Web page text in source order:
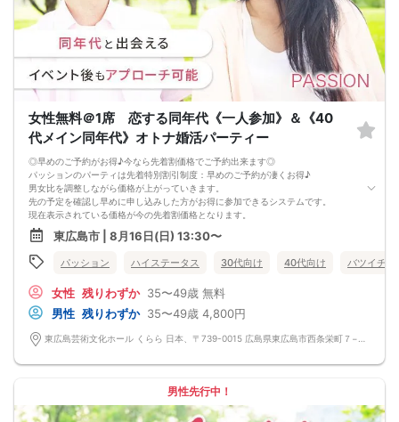
女性無料＠1席 恋する同年代《一人参加》＆《40
代メイン同年代》オトナ婚活パーティー
◎早めのご予約がお得♪今なら先着割価格でご予約出来ます◎
パッションのパーティは先着特別割引制度：早めのご予約が凄くお得♪
男女比を調整しながら価格が上がっていきます。
先の予定を確認し早めに申し込みした方がお得に参加できるシステムです。
現在表示されている価格が今の先着割価格となります。
=========================
【パーティ内容】
男性女性共に、１人で参加している方限定のパーティーです。
１人参加限定パーティーの魅力は、回りに気を遣わなくていいこと。
と気になる方がいても
積極的にアプローチできなかったりする場合があります。
しかし、お互い１人参加だと気になった相手にアプローチできます。
お１人でご参加される自立した大人の男性女性にお集まりいただいていますの
で、
素敵な出逢いがきっとあります。
=========================
お一人様でも安心してご参加下さい。
東広島市 | 8月16日(日) 13:30〜
パッション ハイステータス 30代向け 40代向け バツイチ・
女性 残りわずか 35〜49歳 無料
男性 残りわずか 35〜49歳 4,800円
男性先行中！